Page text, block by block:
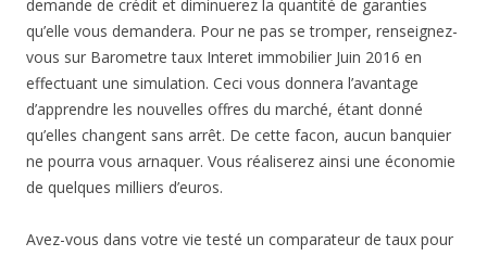
demande de crédit et diminuerez la quantité de garanties
qu’elle vous demandera. Pour ne pas se tromper, renseignez-
vous sur Barometre taux Interet immobilier Juin 2016 en
effectuant une simulation. Ceci vous donnera l’avantage
d’apprendre les nouvelles offres du marché, étant donné
qu’elles changent sans arrêt. De cette facon, aucun banquier
ne pourra vous arnaquer. Vous réaliserez ainsi une économie
de quelques milliers d’euros.
Avez-vous dans votre vie testé un comparateur de taux pour